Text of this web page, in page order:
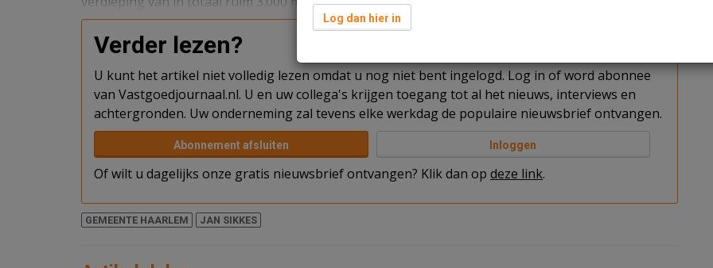
Verder lezen?
U kunt het artikel niet volledig lezen omdat u nog niet bent ingelogd. Log in of word abonnee
van Vastgoedjournaal.nl. U en uw collega's krijgen toegang tot al het nieuws, interviews en
achtergronden. Uw onderneming zal tevens elke werkdag de populaire nieuwsbrief ontvangen.
Abonnement afsluiten Inloggen
Of wilt u dagelijks onze gratis nieuwsbrief ontvangen? Klik dan op deze link.
GEMEENTE HAARLEM JAN SIKKES
Log dan hier in